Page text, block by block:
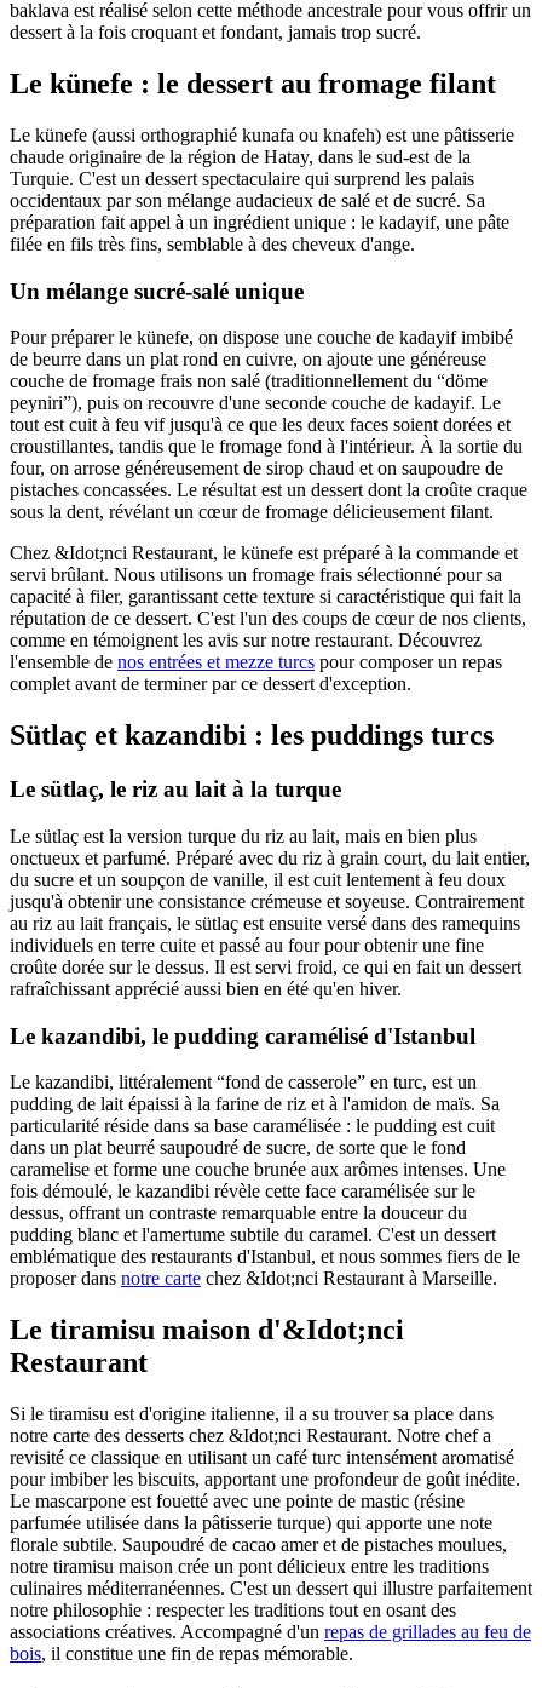
baklava est réalisé selon cette méthode ancestrale pour vous offrir un
dessert à la fois croquant et fondant, jamais trop sucré.
Le künefe : le dessert au fromage filant
Le künefe (aussi orthographié kunafa ou knafeh) est une pâtisserie
chaude originaire de la région de Hatay, dans le sud-est de la
Turquie. C'est un dessert spectaculaire qui surprend les palais
occidentaux par son mélange audacieux de salé et de sucré. Sa
préparation fait appel à un ingrédient unique : le kadayif, une pâte
filée en fils très fins, semblable à des cheveux d'ange.
Un mélange sucré-salé unique
Pour préparer le künefe, on dispose une couche de kadayif imbibé
de beurre dans un plat rond en cuivre, on ajoute une généreuse
couche de fromage frais non salé (traditionnellement du “döme
peyniri”), puis on recouvre d'une seconde couche de kadayif. Le
tout est cuit à feu vif jusqu'à ce que les deux faces soient dorées et
croustillantes, tandis que le fromage fond à l'intérieur. À la sortie du
four, on arrose généreusement de sirop chaud et on saupoudre de
pistaches concassées. Le résultat est un dessert dont la croûte craque
sous la dent, révélant un cœur de fromage délicieusement filant.
Chez &Idot;nci Restaurant, le künefe est préparé à la commande et
servi brûlant. Nous utilisons un fromage frais sélectionné pour sa
capacité à filer, garantissant cette texture si caractéristique qui fait la
réputation de ce dessert. C'est l'un des coups de cœur de nos clients,
comme en témoignent les avis sur notre restaurant. Découvrez
l'ensemble de nos entrées et mezze turcs pour composer un repas
complet avant de terminer par ce dessert d'exception.
Sütlaç et kazandibi : les puddings turcs
Le sütlaç, le riz au lait à la turque
Le sütlaç est la version turque du riz au lait, mais en bien plus
onctueux et parfumé. Préparé avec du riz à grain court, du lait entier,
du sucre et un soupçon de vanille, il est cuit lentement à feu doux
jusqu'à obtenir une consistance crémeuse et soyeuse. Contrairement
au riz au lait français, le sütlaç est ensuite versé dans des ramequins
individuels en terre cuite et passé au four pour obtenir une fine
croûte dorée sur le dessus. Il est servi froid, ce qui en fait un dessert
rafraîchissant apprécié aussi bien en été qu'en hiver.
Le kazandibi, le pudding caramélisé d'Istanbul
Le kazandibi, littéralement “fond de casserole” en turc, est un
pudding de lait épaissi à la farine de riz et à l'amidon de maïs. Sa
particularité réside dans sa base caramélisée : le pudding est cuit
dans un plat beurré saupoudré de sucre, de sorte que le fond
caramelise et forme une couche brunée aux arômes intenses. Une
fois démoulé, le kazandibi révèle cette face caramélisée sur le
dessus, offrant un contraste remarquable entre la douceur du
pudding blanc et l'amertume subtile du caramel. C'est un dessert
emblématique des restaurants d'Istanbul, et nous sommes fiers de le
proposer dans notre carte chez &Idot;nci Restaurant à Marseille.
Le tiramisu maison d'&Idot;nci
Restaurant
Si le tiramisu est d'origine italienne, il a su trouver sa place dans
notre carte des desserts chez &Idot;nci Restaurant. Notre chef a
revisité ce classique en utilisant un café turc intensément aromatisé
pour imbiber les biscuits, apportant une profondeur de goût inédite.
Le mascarpone est fouetté avec une pointe de mastic (résine
parfumée utilisée dans la pâtisserie turque) qui apporte une note
florale subtile. Saupoudré de cacao amer et de pistaches moulues,
notre tiramisu maison crée un pont délicieux entre les traditions
culinaires méditerranéennes. C'est un dessert qui illustre parfaitement
notre philosophie : respecter les traditions tout en osant des
associations créatives. Accompagné d'un repas de grillades au feu de
bois, il constitue une fin de repas mémorable.